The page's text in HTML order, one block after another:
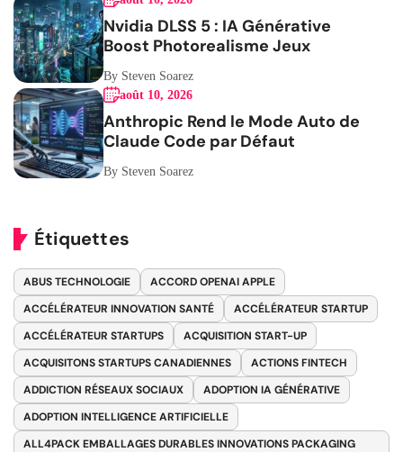
Nvidia DLSS 5 : IA Générative
Boost Photorealisme Jeux
By Steven Soarez
août 10, 2026
Anthropic Rend le Mode Auto de
Claude Code par Défaut
By Steven Soarez
Étiquettes
ABUS TECHNOLOGIE
ACCORD OPENAI APPLE
ACCÉLÉRATEUR INNOVATION SANTÉ
ACCÉLÉRATEUR STARTUP
ACCÉLÉRATEUR STARTUPS
ACQUISITION START-UP
ACQUISITONS STARTUPS CANADIENNES
ACTIONS FINTECH
ADDICTION RÉSEAUX SOCIAUX
ADOPTION IA GÉNÉRATIVE
ADOPTION INTELLIGENCE ARTIFICIELLE
ALL4PACK EMBALLAGES DURABLES INNOVATIONS PACKAGING